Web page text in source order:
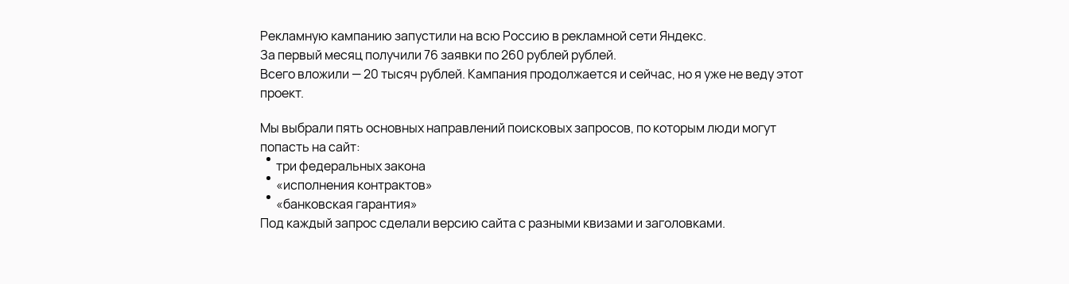
Рекламную кампанию запустили на всю Россию в рекламной сети Яндекс.
За первый месяц получили 76 заявки по 260 рублей рублей.
Всего вложили — 20 тысяч рублей. Кампания продолжается и сейчас, но я уже не веду этот
проект.
Мы выбрали пять основных направлений поисковых запросов, по которым люди могут
попасть на сайт:
три федеральных закона
«исполнения контрактов»
«банковская гарантия»
Под каждый запрос сделали версию сайта с разными квизами и заголовками.